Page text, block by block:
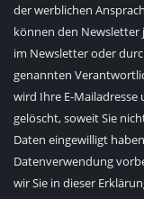
der werblichen
können den Newsletter
im Newsletter oder
genannten
wird Ihre E-
gelöscht, soweit Sie
Daten eingewilligt
Datenverwendung
wir Sie in dieser